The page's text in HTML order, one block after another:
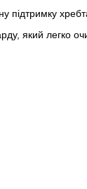
підтримку
який легко